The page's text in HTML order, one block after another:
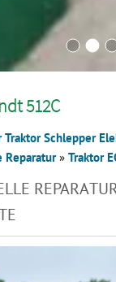
512C
Traktor Schlepper
Reparatur» Traktor